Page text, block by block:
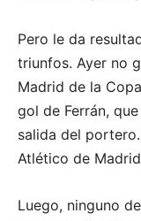
Pero le da
triunfos. Ayer no
Madrid de la
gol de Ferrán,
salida del
Atlético de
Luego, ninguno